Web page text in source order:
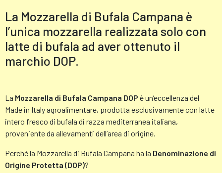
La Mozzarella di Bufala Campana è
l’unica mozzarella realizzata solo con
latte di bufala ad aver ottenuto il
marchio DOP.
La Mozzarella di Bufala Campana DOP è un’eccellenza del
Made in Italy agroalimentare, prodotta esclusivamente con latte
intero fresco di bufala di razza mediterranea italiana,
proveniente da allevamenti dell’area di origine.
Perché la Mozzarella di Bufala Campana ha la Denominazione di
Origine Protetta (DOP)?